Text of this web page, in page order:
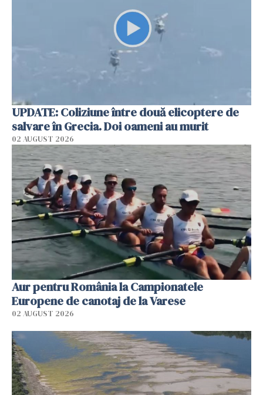
UPDATE: Coliziune între două elicoptere de
salvare în Grecia. Doi oameni au murit
02 AUGUST 2026
Aur pentru România la Campionatele
Europene de canotaj de la Varese
02 AUGUST 2026